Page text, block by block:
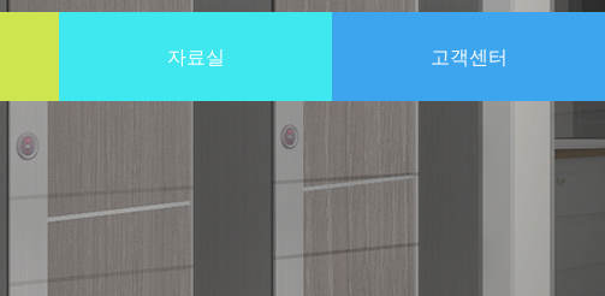
자료실 고객센터